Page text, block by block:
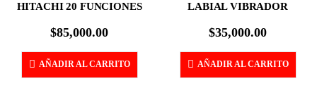
HITACHI 20 FUNCIONES
$85,000.00
AÑADIR AL CARRITO
LABIAL VIBRADOR
$35,000.00
AÑADIR AL CARRITO